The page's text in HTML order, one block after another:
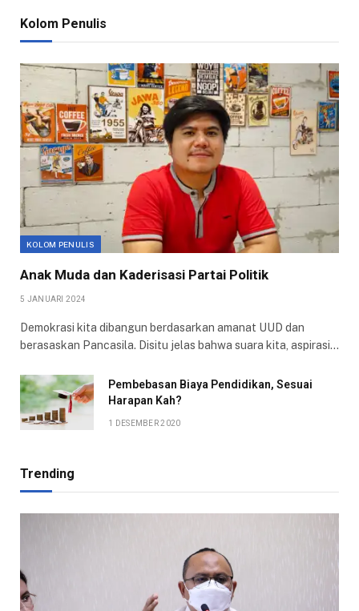
Kolom Penulis
KOLOM PENULIS
Anak Muda dan Kaderisasi Partai Politik
5 JANUARI 2024
Demokrasi kita dibangun berdasarkan amanat UUD dan
berasaskan Pancasila. Disitu jelas bahwa suara kita, aspirasi…
Pembebasan Biaya Pendidikan, Sesuai
Harapan Kah?
1 DESEMBER 2020
Trending